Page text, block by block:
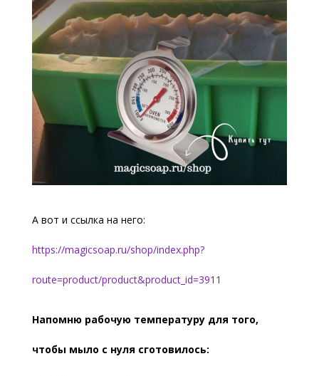
А вот и ссылка на него:
https://magicsoap.ru/shop/index.php?
route=product/product&product_id=3911
Напомню рабочую температуру для того,
чтобы мыло с нуля сготовилось: